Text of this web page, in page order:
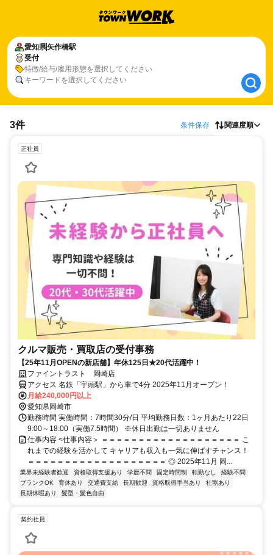
愛知県矢作橋駅
受付
特徴/給与/雇用形態を選択してください
キーワードを選択してください
愛知県矢作橋駅
受付
3件 条件保存 関連度順
正社員
クルマ販売・買取店の受付事務
【25年11月OPENの新店舗】年休125日★20代活躍中！
ファイントラスト 岡崎店
アクセス 名鉄「宇頭駅」から車で4分 2025年11月オープン！
月給240,000円以上
愛知県岡崎市
勤務時間 実働時間：7時間30分/日 平均勤務日数：1ヶ月あたり22日
9:00～18:00（実働7.5時間） ※休日出勤は一切ありません
仕事内容 <仕事内容＞ ＝＝＝＝＝＝＝＝＝＝＝＝＝＝＝＝＝＝＝ こ
れまでの経験を活かして キャリアも収入も一気に伸ばすチャンス！
＝＝＝＝＝＝＝＝＝＝＝＝＝＝＝＝＝＝＝ ◎ 2025年11月 岡...
業界未経験者歓迎 資格取得支援あり 学歴不問 固定時間制 転勤なし
経験不問
ブランクOK
育休あり 交通費支給 長期歓迎 資格取得手当あり
社割あり
長期休暇あり
髪型・髪色自由
契約社員